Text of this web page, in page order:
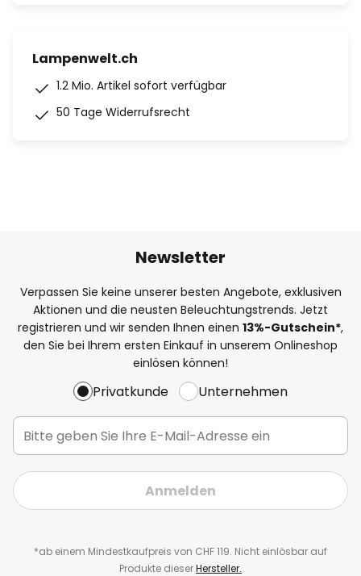
Lampenwelt.ch
1.2 Mio. Artikel sofort verfügbar
50 Tage Widerrufsrecht
Newsletter
Verpassen Sie keine unserer besten Angebote, exklusiven
Aktionen und die neusten Beleuchtungstrends. Jetzt
registrieren und wir senden Ihnen einen 13%-Gutschein*,
den Sie bei Ihrem ersten Einkauf in unserem Onlineshop
einlösen können!
Privatkunde Unternehmen
Anmelden
*ab einem Mindestkaufpreis von CHF 119. Nicht einlösbar auf
Produkte dieserHersteller.